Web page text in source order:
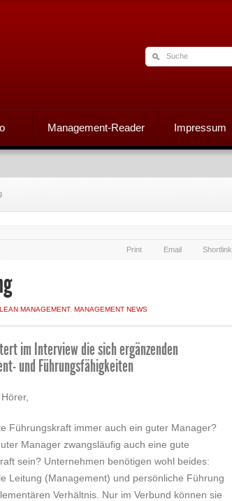
Management-Reader Impressum
Print Email Shortlink
LEAN MANAGEMENT, MANAGEMENT NEWS
im Interview die sich ergänzenden
und Führungsfähigkeiten
Führungskraft immer auch ein guter Manager?
Manager zwangsläufig auch eine gute
sein? Unternehmen benötigen wohl beides:
Leitung (Management) und persönliche Führung
Verhältnis. Nur im Verbund können sie